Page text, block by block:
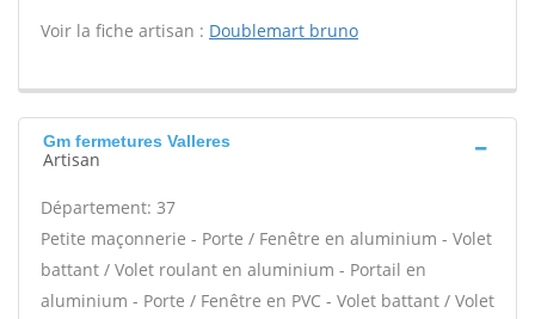
Voir la fiche artisan : Doublemart bruno
Gm fermetures Valleres
Artisan
Département: 37
Petite maçonnerie - Porte / Fenêtre en aluminium - Volet
battant / Volet roulant en aluminium - Portail en
aluminium - Porte / Fenêtre en PVC - Volet battant / Volet